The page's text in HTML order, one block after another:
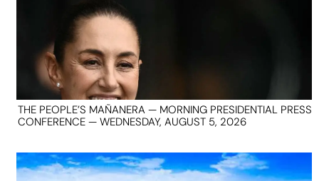
THE PEOPLE’S MAÑANERA — MORNING PRESIDENTIAL PRESS
CONFERENCE — WEDNESDAY, AUGUST 5, 2026